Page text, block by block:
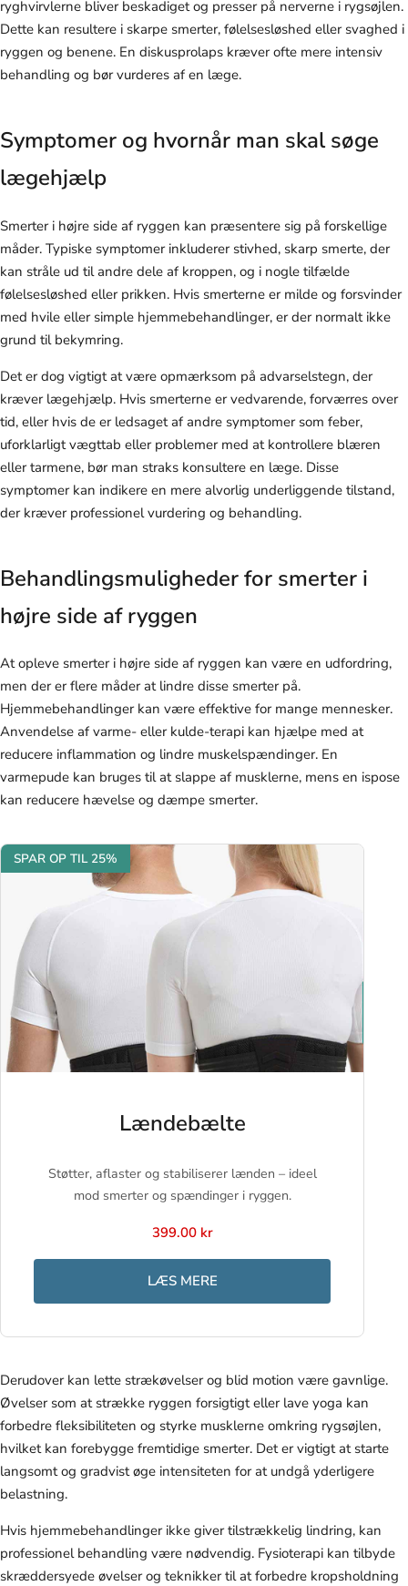
ryghvirvlerne bliver beskadiget og presser på nerverne i rygsøjlen.
Dette kan resultere i skarpe smerter, følelsesløshed eller svaghed i
ryggen og benene. En diskusprolaps kræver ofte mere intensiv
behandling og bør vurderes af en læge.
Symptomer og hvornår man skal søge
lægehjælp
Smerter i højre side af ryggen kan præsentere sig på forskellige
måder. Typiske symptomer inkluderer stivhed, skarp smerte, der
kan stråle ud til andre dele af kroppen, og i nogle tilfælde
følelsesløshed eller prikken. Hvis smerterne er milde og forsvinder
med hvile eller simple hjemmebehandlinger, er der normalt ikke
grund til bekymring.
Det er dog vigtigt at være opmærksom på advarselstegn, der
kræver lægehjælp. Hvis smerterne er vedvarende, forværres over
tid, eller hvis de er ledsaget af andre symptomer som feber,
uforklarligt vægttab eller problemer med at kontrollere blæren
eller tarmene, bør man straks konsultere en læge. Disse
symptomer kan indikere en mere alvorlig underliggende tilstand,
der kræver professionel vurdering og behandling.
Behandlingsmuligheder for smerter i
højre side af ryggen
At opleve smerter i højre side af ryggen kan være en udfordring,
men der er flere måder at lindre disse smerter på.
Hjemmebehandlinger kan være effektive for mange mennesker.
Anvendelse af varme- eller kulde-terapi kan hjælpe med at
reducere inflammation og lindre muskelspændinger. En
varmepude kan bruges til at slappe af musklerne, mens en ispose
kan reducere hævelse og dæmpe smerter.
SPAR OP TIL 25%
Lændebælte
Støtter, aflaster og stabiliserer lænden – ideel
mod smerter og spændinger i ryggen.
399.00 kr
LÆS MERE
Derudover kan lette strækøvelser og blid motion være gavnlige.
Øvelser som at strække ryggen forsigtigt eller lave yoga kan
forbedre fleksibiliteten og styrke musklerne omkring rygsøjlen,
hvilket kan forebygge fremtidige smerter. Det er vigtigt at starte
langsomt og gradvist øge intensiteten for at undgå yderligere
belastning.
Hvis hjemmebehandlinger ikke giver tilstrækkelig lindring, kan
professionel behandling være nødvendig. Fysioterapi kan tilbyde
skræddersyede øvelser og teknikker til at forbedre kropsholdning